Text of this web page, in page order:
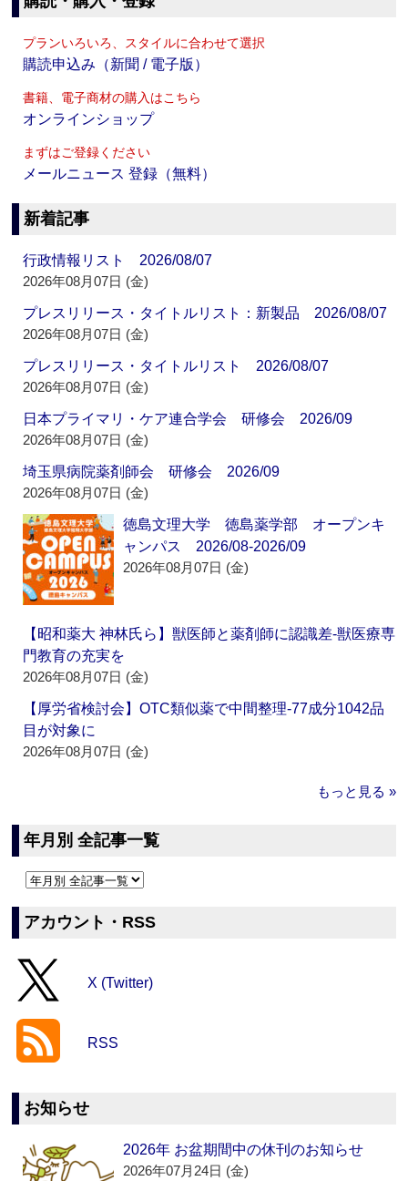
プランいろいろ、スタイルに合わせて選択
購読申込み（新聞 / 電子版）
書籍、電子商材の購入はこちら
オンラインショップ
まずはご登録ください
メールニュース 登録（無料）
新着記事
行政情報リスト 2026/08/07
2026年08月07日 (金)
プレスリリース・タイトルリスト：新製品 2026/08/07
2026年08月07日 (金)
プレスリリース・タイトルリスト 2026/08/07
2026年08月07日 (金)
日本プライマリ・ケア連合学会 研修会 2026/09
2026年08月07日 (金)
埼玉県病院薬剤師会 研修会 2026/09
2026年08月07日 (金)
徳島文理大学 徳島薬学部 オープンキ
ャンパス 2026/08-2026/09
2026年08月07日 (金)
【昭和薬大 神林氏ら】獣医師と薬剤師に認識差‐獣医療専
門教育の充実を
2026年08月07日 (金)
【厚労省検討会】OTC類似薬で中間整理‐77成分1042品
目が対象に
2026年08月07日 (金)
もっと見る »
年月別 全記事一覧
アカウント・RSS
X (Twitter)
RSS
お知らせ
2026年 お盆期間中の休刊のお知らせ
2026年07月24日 (金)